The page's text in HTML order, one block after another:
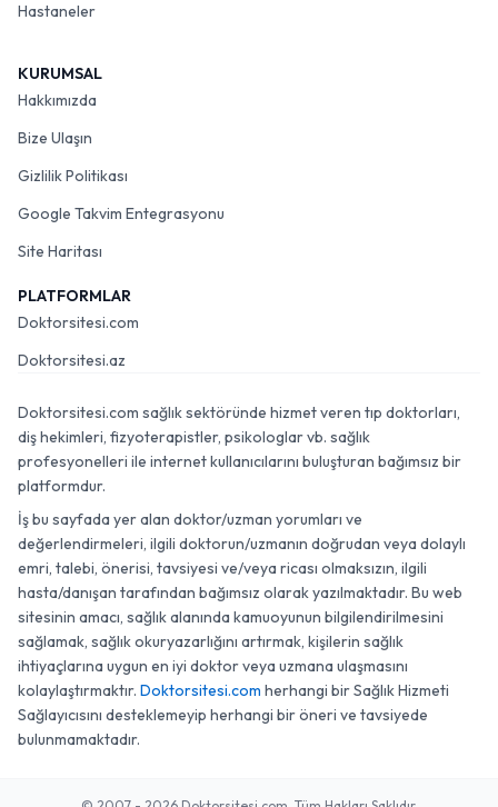
Hastaneler
KURUMSAL
Hakkımızda
Bize Ulaşın
Gizlilik Politikası
Google Takvim Entegrasyonu
Site Haritası
PLATFORMLAR
Doktorsitesi.com
Doktorsitesi.az
Doktorsitesi.com sağlık sektöründe hizmet veren tıp doktorları,
diş hekimleri, fizyoterapistler, psikologlar vb. sağlık
profesyonelleri ile internet kullanıcılarını buluşturan bağımsız bir
platformdur.
İş bu sayfada yer alan doktor/uzman yorumları ve
değerlendirmeleri, ilgili doktorun/uzmanın doğrudan veya dolaylı
emri, talebi, önerisi, tavsiyesi ve/veya ricası olmaksızın, ilgili
hasta/danışan tarafından bağımsız olarak yazılmaktadır. Bu web
sitesinin amacı, sağlık alanında kamuoyunun bilgilendirilmesini
sağlamak, sağlık okuryazarlığını artırmak, kişilerin sağlık
ihtiyaçlarına uygun en iyi doktor veya uzmana ulaşmasını
kolaylaştırmaktır. Doktorsitesi.com herhangi bir Sağlık Hizmeti
Sağlayıcısını desteklemeyip herhangi bir öneri ve tavsiyede
bulunmamaktadır.